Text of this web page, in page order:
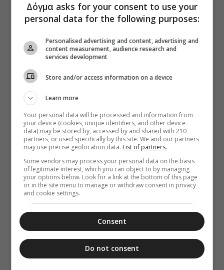
Δόγμα asks for your consent to use your
personal data for the following purposes:
Personalised advertising and content, advertising and
content measurement, audience research and
services development
Store and/or access information on a device
Learn more
Your personal data will be processed and information from
your device (cookies, unique identifiers, and other device
data) may be stored by, accessed by and shared with 210
partners, or used specifically by this site. We and our partners
may use precise geolocation data. List of partners.
Some vendors may process your personal data on the basis
of legitimate interest, which you can object to by managing
your options below. Look for a link at the bottom of this page
or in the site menu to manage or withdraw consent in privacy
and cookie settings.
Consent
Do not consent